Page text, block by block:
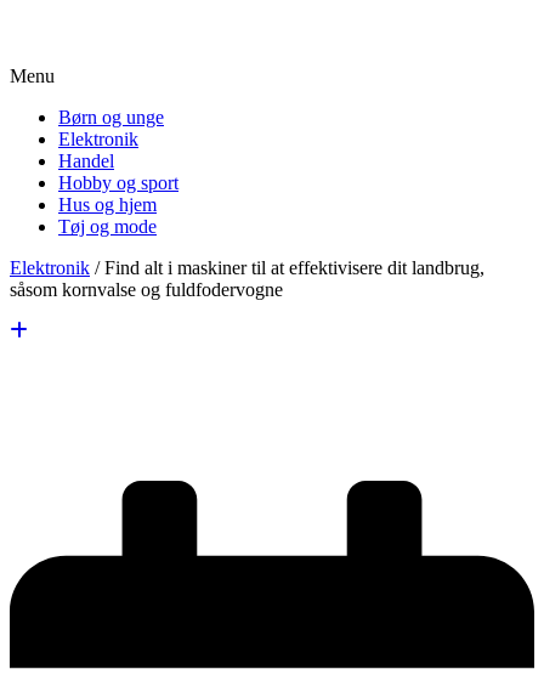
Menu
Børn og unge
Elektronik
Handel
Hobby og sport
Hus og hjem
Tøj og mode
Elektronik /Find alt i maskiner til at effektivisere dit landbrug,
såsom kornvalse og fuldfodervogne